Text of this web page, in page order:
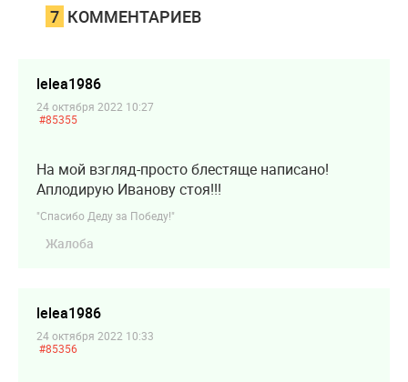
7 КОММЕНТАРИЕВ
lelea1986
24 октября 2022 10:27
#85355
На мой взгляд-просто блестяще написано!
Аплодирую Иванову стоя!!!
"Спасибо Деду за Победу!"
Жалоба
lelea1986
24 октября 2022 10:33
#85356